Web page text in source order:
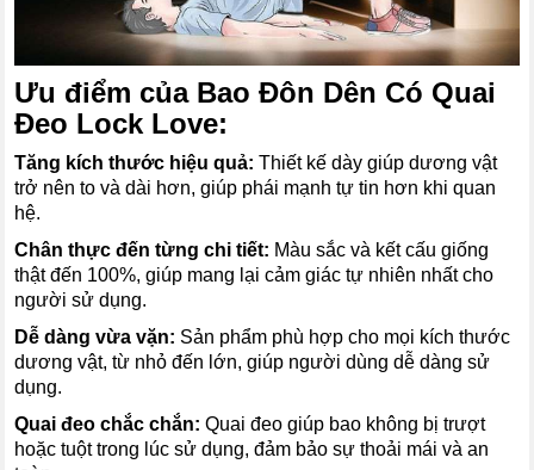
Ưu điểm của Bao Đôn Dên Có Quai
Đeo Lock Love:
Tăng kích thước hiệu quả: Thiết kế dày giúp dương vật
trở nên to và dài hơn, giúp phái mạnh tự tin hơn khi quan
hệ.
Chân thực đến từng chi tiết: Màu sắc và kết cấu giống
thật đến 100%, giúp mang lại cảm giác tự nhiên nhất cho
người sử dụng.
Dễ dàng vừa vặn: Sản phẩm phù hợp cho mọi kích thước
dương vật, từ nhỏ đến lớn, giúp người dùng dễ dàng sử
dụng.
Quai đeo chắc chắn: Quai đeo giúp bao không bị trượt
hoặc tuột trong lúc sử dụng, đảm bảo sự thoải mái và an